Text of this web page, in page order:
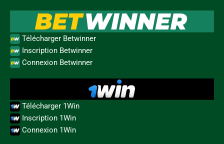
Télécharger Betwinner
Inscription Betwinner
Connexion Betwinner
Télécharger 1Win
Inscription 1Win
Connexion 1Win